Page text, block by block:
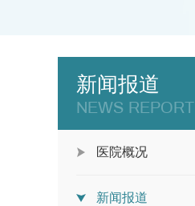
新闻报道
NEWS REPORT
医院概况
新闻报道